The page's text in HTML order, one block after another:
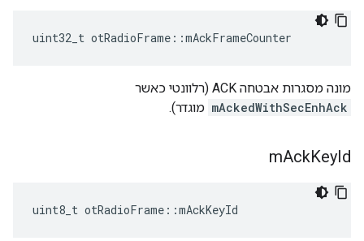
uint32_t otRadioFrame ::mAckFrameCounter
מונה מסגרות אבטחה ACK (רלוונטי כאשר
mAckedWithSecEnhAck מוגדר).
mAckKeyId
uint8_t otRadioFrame ::mAckKeyId